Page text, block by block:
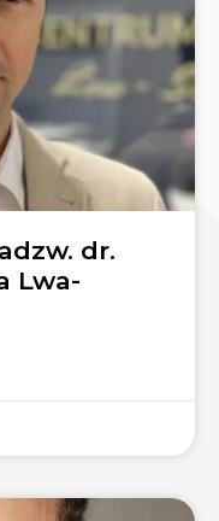
dr.
Lwa-